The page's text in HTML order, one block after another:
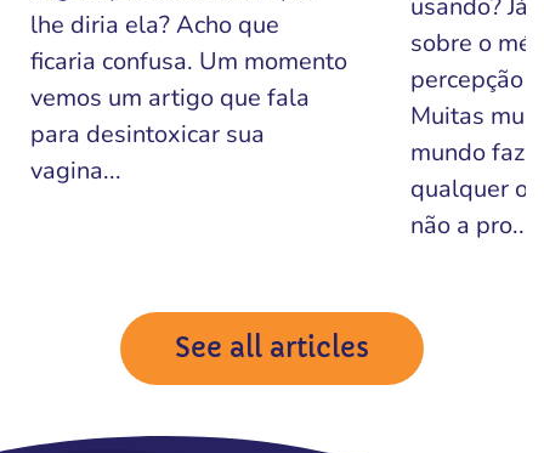
lhe diria ela? Acho que
ficaria confusa. Um momento
vemos um artigo que fala
para desintoxicar sua
vagina...
sobre o
percepção
Muitas
mundo
qualquer
não a pro...
See all articles